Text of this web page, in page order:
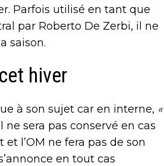
Parfois utilisé en tant que
par Roberto De Zerbi, il ne
saison.
hiver
à son sujet car en interne, «
sera pas conservé en cas
l’OM ne fera pas de son
en tout cas